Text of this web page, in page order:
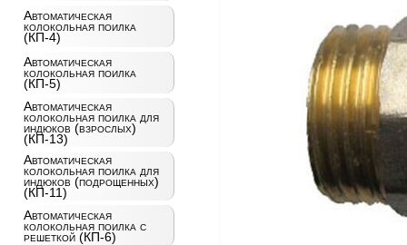
Автоматическая
колокольная поилка
(КП-4)
Автоматическая
колокольная поилка
(КП-5)
Автоматическая
колокольная поилка для
индюков (взрослых)
(КП-13)
Автоматическая
колокольная поилка для
индюков (подрощенных)
(КП-11)
Автоматическая
колокольная поилка с
решеткой (КП-6)